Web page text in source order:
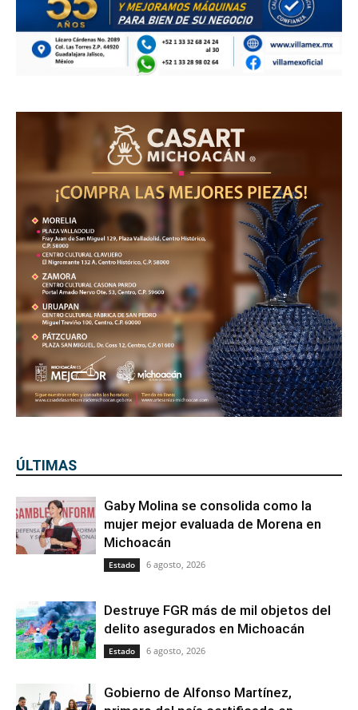
ÚLTIMAS
Gaby Molina se consolida como la
mujer mejor evaluada de Morena en
Michoacán
Estado 6 agosto, 2026
Destruye FGR más de mil objetos del
delito asegurados en Michoacán
Estado 6 agosto, 2026
Gobierno de Alfonso Martínez,